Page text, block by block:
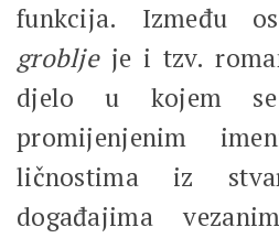
funkcija. Između
grobljeje i tzv.
djelo u kojem
promijenjenim
ličnostima iz
događajima